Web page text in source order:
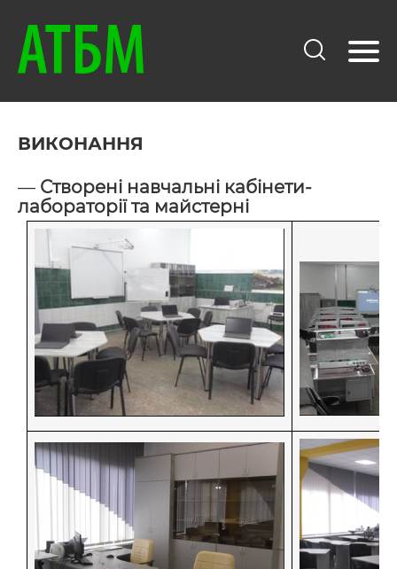
ВИКОНАННЯ
— Створені навчальні кабінети-
лабораторії та майстерні